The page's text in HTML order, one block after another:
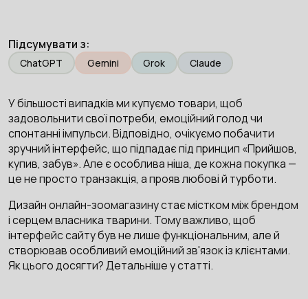
Підсумувати з:
ChatGPT Gemini Grok Claude
У більшості випадків ми купуємо товари, щоб
задовольнити свої потреби, емоційний голод чи
спонтанні імпульси. Відповідно, очікуємо побачити
зручний інтерфейс, що підпадає під принцип «Прийшов,
купив, забув». Але є особлива ніша, де кожна покупка —
це не просто транзакція, а прояв любові й турботи.
Дизайн онлайн-зоомагазину стає містком між брендом
і серцем власника тварини. Тому важливо, щоб
інтерфейс сайту був не лише функціональним, але й
створював особливий емоційний зв'язок із клієнтами.
Як цього досягти? Детальніше у статті.